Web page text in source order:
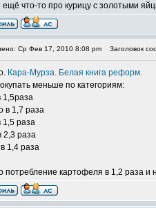
ещё что-то про курицу с золотыми
Ср Фев 17, 2010 8:08 pm Заголовок
Кара-Мурза. Белая книга реформ.
меньше по категориям:
1,5раза
в 1,7 раза
1,5 раза
2,3 раза
1,4 раза
потребление картофеля в 1,2 раза и